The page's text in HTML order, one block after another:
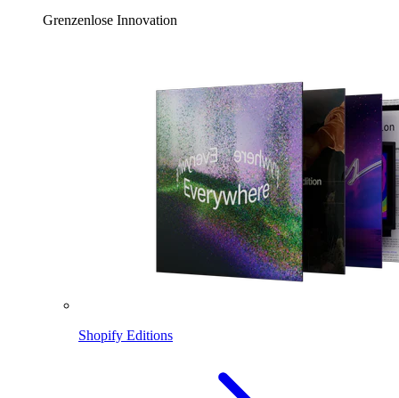
Grenzenlose Innovation
Shopify Editions